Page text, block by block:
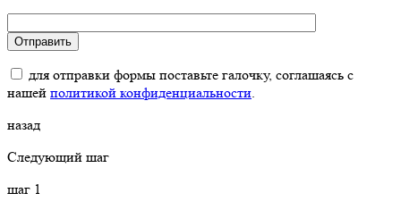
для отправки формы поставьте галочку, соглашаясь с
нашей политикой конфиденциальности.
назад
Следующий шаг
шаг 1